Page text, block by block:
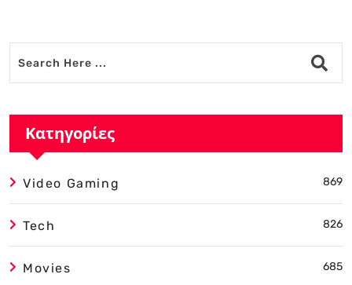
Κατηγορίες
Video Gaming 869
Tech 826
Movies 685